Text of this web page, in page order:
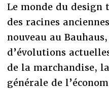
Le monde du design
des racines
nouveau au
d’évolutions
de la marchandise,
générale de